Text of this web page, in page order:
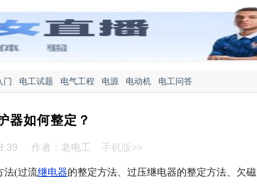
门 电工试题 电气工程 电源 电动机
电工问答
器如何整定？
作者：老电工 手机版>>
法(过流继电器的整定方法、过压继电器的整定方法、欠磁